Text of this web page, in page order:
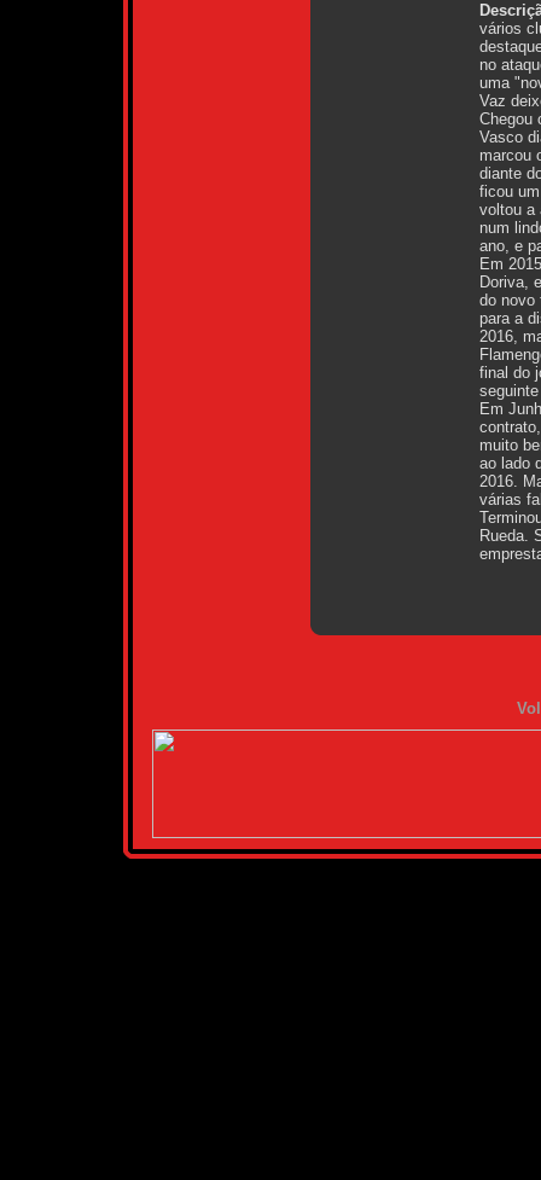
vários
no
uma
Vaz
Chegou
Vasco
marcou
diante
ficou
voltou a
num
ano, e
Em
Doriva,
do novo
para a
2016,
final do
Em
muito
ao lado
2016.
várias
Rueda.